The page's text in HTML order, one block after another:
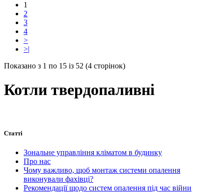
1
2
3
4
>
>|
Показано з 1 по 15 із 52 (4 сторінок)
Котли твердопаливні
Статті
Зональне управління кліматом в будинку
Про нас
Чому важливо, щоб монтаж системи опалення
виконували фахівці?
Рекомендації щодо систем опалення під час війни